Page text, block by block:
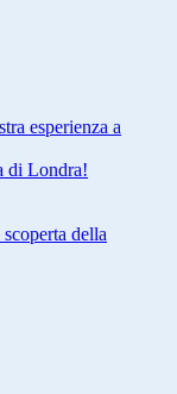
esperienza a
di Londra!
della